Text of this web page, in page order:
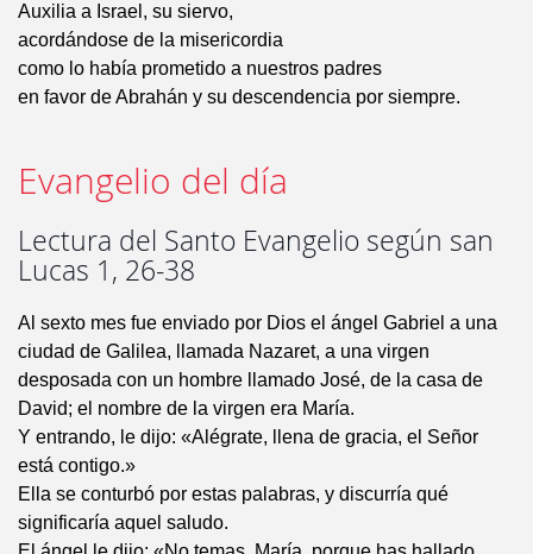
Auxilia a Israel, su siervo,
acordándose de la misericordia
como lo había prometido a nuestros padres
en favor de Abrahán y su descendencia por siempre.
Evangelio del día
Lectura del Santo Evangelio según san
Lucas 1, 26-38
Al sexto mes fue enviado por Dios el ángel Gabriel a una
ciudad de Galilea, llamada Nazaret, a una virgen
desposada con un hombre llamado José, de la casa de
David; el nombre de la virgen era María.
Y entrando, le dijo: «Alégrate, llena de gracia, el Señor
está contigo.»
Ella se conturbó por estas palabras, y discurría qué
significaría aquel saludo.